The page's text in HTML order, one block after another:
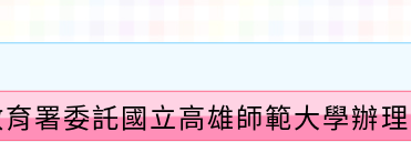
署委託國立高雄師範大學辦理